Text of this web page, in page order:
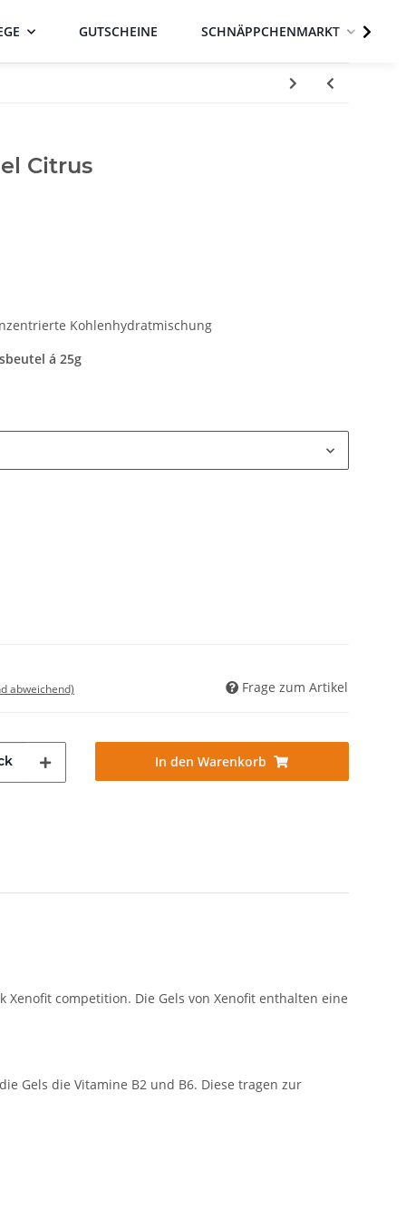
GUTSCHEINE SCHNÄPPCHENMARKT
Citrus
Kohlenhydratmischung
á 25g
abweichend) Frage zum Artikel
In den Warenkorb
competition. Die Gels von Xenofit enthalten eine
Gels die Vitamine B2 und B6. Diese tragen zur